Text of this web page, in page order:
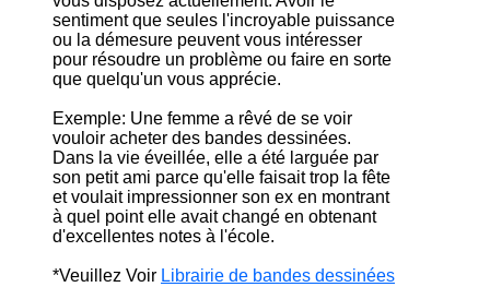
sentiment que seules l'incroyable puissance
ou la démesure peuvent vous intéresser
pour résoudre un problème ou faire en sorte
que quelqu'un vous apprécie.
Exemple: Une femme a rêvé de se voir
vouloir acheter des bandes dessinées.
Dans la vie éveillée, elle a été larguée par
son petit ami parce qu'elle faisait trop la fête
et voulait impressionner son ex en montrant
à quel point elle avait changé en obtenant
d'excellentes notes à l'école.
*Veuillez Voir Librairie de bandes dessinées